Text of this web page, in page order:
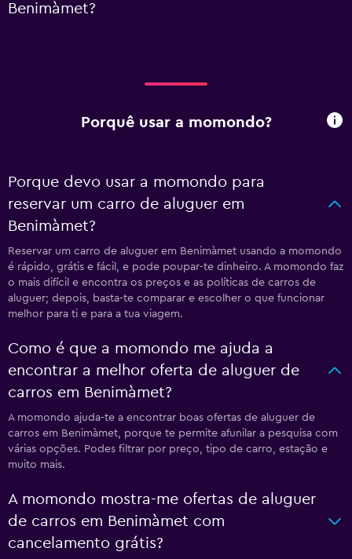
Benimàmet?
Porquê usar a momondo?
Porque devo usar a momondo para
reservar um carro de aluguer em
Benimàmet?
Reservar um carro de aluguer em Benimàmet usando a momondo
é rápido, grátis e fácil, e pode poupar-te dinheiro. A momondo faz
o mais difícil e encontra os preços e as políticas de carros de
aluguer; depois, basta-te comparar e escolher o que funcionar
melhor para ti e para a tua viagem.
Como é que a momondo me ajuda a
encontrar a melhor oferta de aluguer de
carros em Benimàmet?
A momondo ajuda-te a encontrar boas ofertas de aluguer de
carros em Benimàmet, porque te permite afunilar a pesquisa com
várias opções. Podes filtrar por preço, tipo de carro, estação e
muito mais.
A momondo mostra-me ofertas de aluguer
de carros em Benimàmet com
cancelamento grátis?